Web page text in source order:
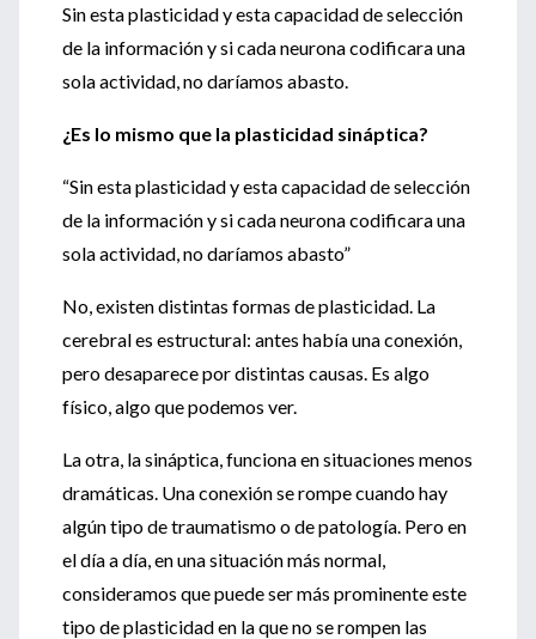
Sin esta plasticidad y esta capacidad de selección
de la información y si cada neurona codificara una
sola actividad, no daríamos abasto.
¿Es lo mismo que la plasticidad sináptica?
“Sin esta plasticidad y esta capacidad de selección
de la información y si cada neurona codificara una
sola actividad, no daríamos abasto”
No, existen distintas formas de plasticidad. La
cerebral es estructural: antes había una conexión,
pero desaparece por distintas causas. Es algo
físico, algo que podemos ver.
La otra, la sináptica, funciona en situaciones menos
dramáticas. Una conexión se rompe cuando hay
algún tipo de traumatismo o de patología. Pero en
el día a día, en una situación más normal,
consideramos que puede ser más prominente este
tipo de plasticidad en la que no se rompen las